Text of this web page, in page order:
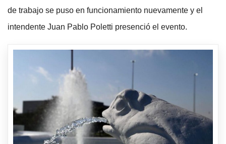
de trabajo se puso en funcionamiento nuevamente y el
intendente Juan Pablo Poletti presenció el evento.